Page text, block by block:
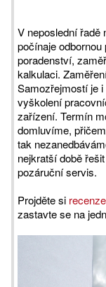
V neposlední
počínaje
poradenství,
kalkulaci.
Samozřejmostí je
vyškolení
zařízení. Termín
domluvíme,
tak
nejkratší době
pozáruční servis.
Projděte si recenze
zastavte se na